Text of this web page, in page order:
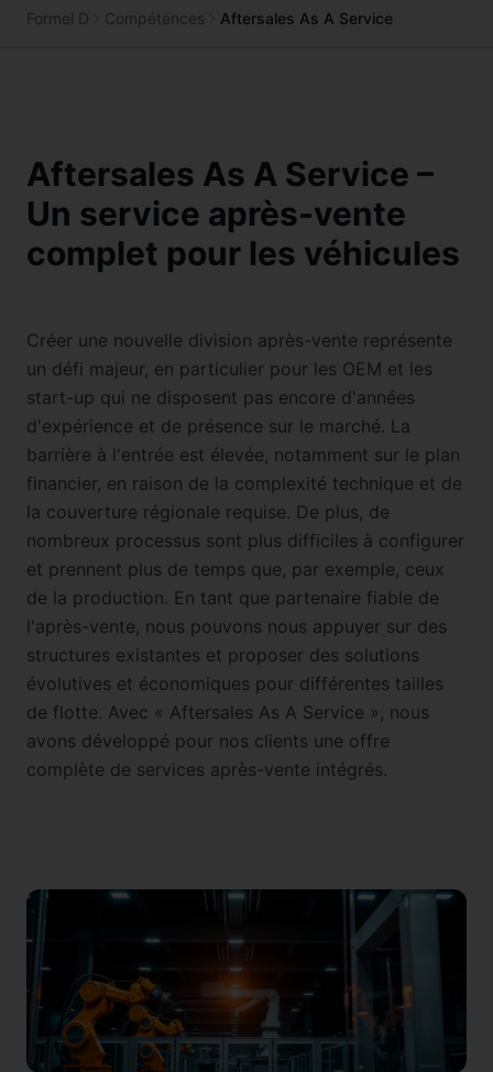
Formel D Compétences Aftersales As A Service
Aftersales As A Service –
Un service après-vente
complet pour les véhicules
Créer une nouvelle division après-vente représente
un défi majeur, en particulier pour les OEM et les
start-up qui ne disposent pas encore d'années
d'expérience et de présence sur le marché. La
barrière à l'entrée est élevée, notamment sur le plan
financier, en raison de la complexité technique et de
la couverture régionale requise. De plus, de
nombreux processus sont plus difficiles à configurer
et prennent plus de temps que, par exemple, ceux
de la production. En tant que partenaire fiable de
l'après-vente, nous pouvons nous appuyer sur des
structures existantes et proposer des solutions
évolutives et économiques pour différentes tailles
de flotte. Avec « Aftersales As A Service », nous
avons développé pour nos clients une offre
complète de services après-vente intégrés.